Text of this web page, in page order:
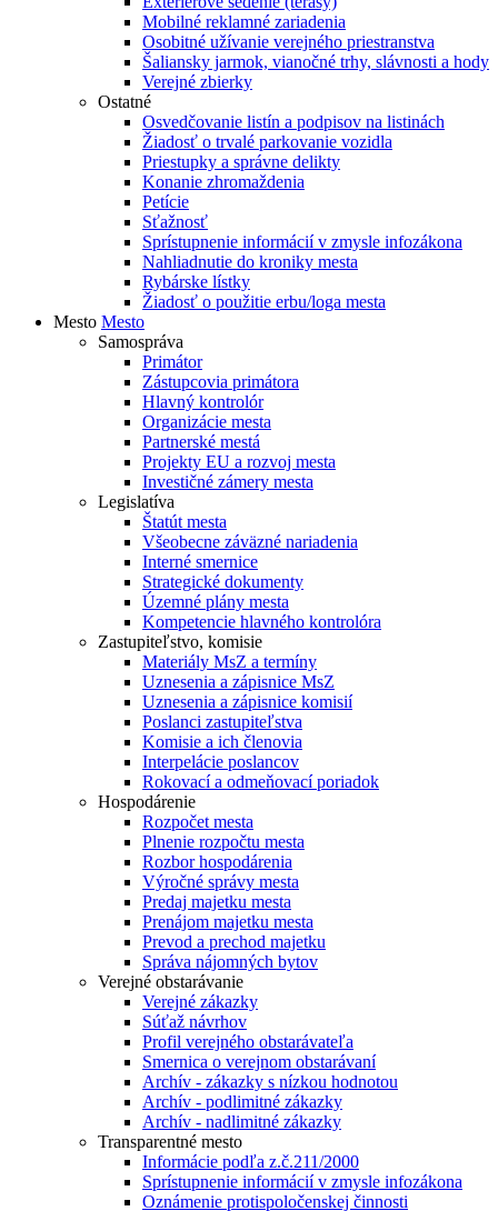
Mobilné reklamné zariadenia
Osobitné užívanie verejného priestranstva
Šaliansky jarmok, vianočné trhy, slávnosti a hody
Verejné zbierky
Ostatné
Osvedčovanie listín a podpisov na listinách
Žiadosť o trvalé parkovanie vozidla
Priestupky a správne delikty
Konanie zhromaždenia
Petície
Sťažnosť
Sprístupnenie informácií v zmysle infozákona
Nahliadnutie do kroniky mesta
Rybárske lístky
Žiadosť o použitie erbu/loga mesta
Mesto Mesto
Samospráva
Primátor
Zástupcovia primátora
Hlavný kontrolór
Organizácie mesta
Partnerské mestá
Projekty EU a rozvoj mesta
Investičné zámery mesta
Legislatíva
Štatút mesta
Všeobecne záväzné nariadenia
Interné smernice
Strategické dokumenty
Územné plány mesta
Kompetencie hlavného kontrolóra
Zastupiteľstvo, komisie
Materiály MsZ a termíny
Uznesenia a zápisnice MsZ
Uznesenia a zápisnice komisií
Poslanci zastupiteľstva
Komisie a ich členovia
Interpelácie poslancov
Rokovací a odmeňovací poriadok
Hospodárenie
Rozpočet mesta
Plnenie rozpočtu mesta
Rozbor hospodárenia
Výročné správy mesta
Predaj majetku mesta
Prenájom majetku mesta
Prevod a prechod majetku
Správa nájomných bytov
Verejné obstarávanie
Verejné zákazky
Súťaž návrhov
Profil verejného obstarávateľa
Smernica o verejnom obstarávaní
Archív - zákazky s nízkou hodnotou
Archív - podlimitné zákazky
Archív - nadlimitné zákazky
Transparentné mesto
Informácie podľa z.č.211/2000
Sprístupnenie informácií v zmysle infozákona
Oznámenie protispoločenskej činnosti